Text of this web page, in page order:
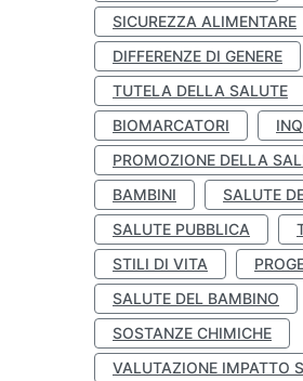
SICUREZZA ALIMENTARE
DIFFERENZE DI GENERE
TUTELA DELLA SALUTE
BIOMARCATORI
PROMOZIONE DELLA
BAMBINI
SALUTE
SALUTE PUBBLICA
STILI DI VITA
SALUTE DEL BAMBINO
SOSTANZE CHIMICHE
VALUTAZIONE IMPATTO